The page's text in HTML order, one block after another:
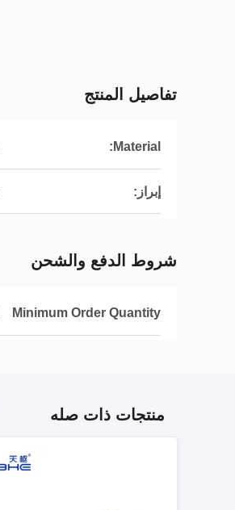
تفاصيل المنتج
Material:
إبراز:
شروط الدفع والشحن
Minimum Order Quantity
منتجات ذات صله